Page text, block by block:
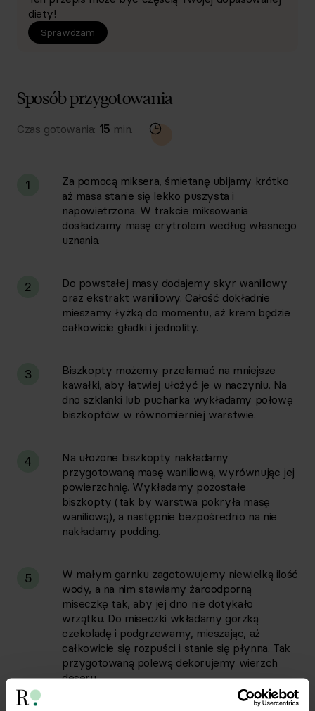
diety!
Sprawdzam
Sposób przygotowania
Czas gotowania: 15 min.
1
Za pomocą miksera, śmietanę ubijamy krótko
aż masa stanie się lekko puszysta i
napowietrzona. W trakcie miksowania
dosładzamy masę erytrolem według własnego
uznania.
2
Do powstałej masy dodajemy skyr waniliowy
oraz ekstrakt waniliowy. Całość dokładnie
mieszamy łyżką do momentu, aż krem będzie
całkowicie gładki i jednolity.
3
Biszkopty możemy przełamać na mniejsze
kawałki, aby łatwiej ułożyć je w naczyniu. Na
dno szklanki lub pucharka wykładamy połowę
biszkoptów w równomierniej warstwie.
4
Na ułożone biszkopty nakładamy
przygotowaną masę waniliową, wyrównując jej
powierzchnię. Wykładamy pozostałe
biszkopty (tak by warstwa pokryła masę
waniliową), a następnie bezpośrednio na nie
nakładamy pudding.
5
W małym garnku zagotowujemy niewielką ilość
wody, a na nim stawiamy żaroodporną
miseczkę tak, aby jej dno nie dotykało
wrzątku. Do miseczki wkładamy gorzką
czekoladę i podgrzewamy, mieszając, aż
całkowicie się rozpuści i stanie się płynna. Tak
przygotowaną polewą dekorujemy wierzch
deseru.